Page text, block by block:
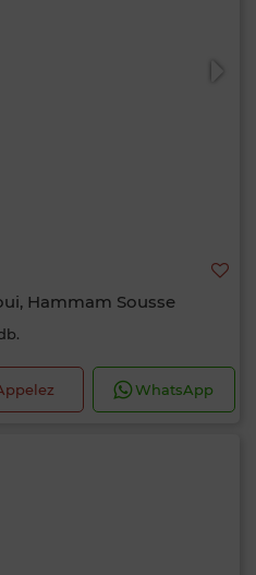
Hammam Sousse
WhatsApp